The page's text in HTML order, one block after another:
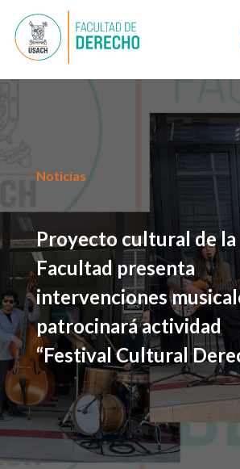
Noticias
Proyecto cultural de la
Facultad presenta
intervenciones
patrocinará actividad
“Festival Cultural